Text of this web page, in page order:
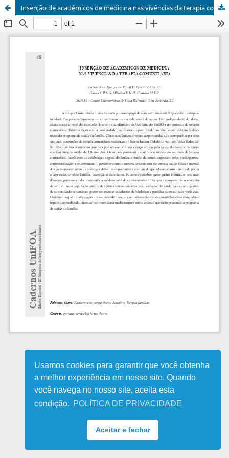
Usamos cookies para garantir que você obtenha
a melhor experiência em nosso site. Quando
você navega no nosso site, aceita esta
condição. POLÍTICA DE PRIVACIDADE
Aceitar e fechar
Inserção de acadêmicos de medicina nas vivências da terapia comunitária